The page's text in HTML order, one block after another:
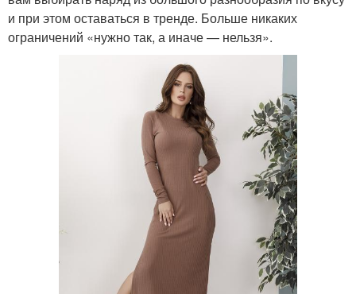
и при этом оставаться в тренде. Больше никаких
ограничений «нужно так, а иначе — нельзя».